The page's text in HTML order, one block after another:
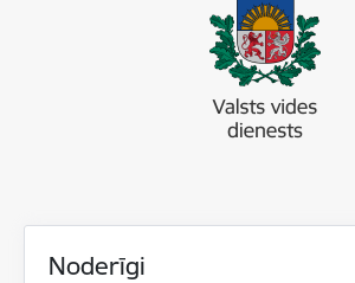
Noderīgi